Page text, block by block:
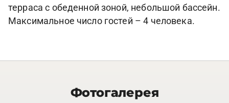
терраса с обеденной зоной, небольшой бассейн.
Максимальное число гостей – 4 человека.
Фотогалерея